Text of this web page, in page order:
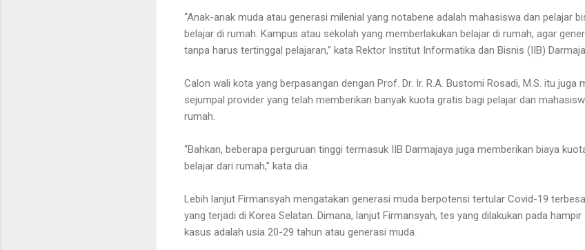
“Anak-anak muda atau generasi milenial yang notabene adalah mahasiswa dan pelajar
belajar di rumah. Kampus atau sekolah yang memberlakukan belajar di rumah, agar
tanpa harus tertinggal pelajaran,” kata Rektor Institut Informatika dan Bisnis (IIB)
Calon wali kota yang berpasangan dengan Prof. Dr. Ir. R.A. Bustomi Rosadi, M.S. itu juga
sejumpal provider yang telah memberikan banyak kuota gratis bagi pelajar dan
rumah.
“Bahkan, beberapa perguruan tinggi termasuk IIB Darmajaya juga memberikan biaya
belajar dari rumah,” kata dia.
Lebih lanjut Firmansyah mengatakan generasi muda berpotensi tertular Covid-19
yang terjadi di Korea Selatan. Dimana, lanjut Firmansyah, tes yang dilakukan pada hampir
kasus adalah usia 20-29 tahun atau generasi muda.